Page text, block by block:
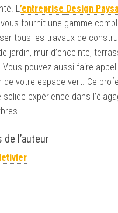
L’entreprise Design
vous fournit une gamme
tous les travaux de
jardin, mur d’enceinte,
Vous pouvez aussi faire
de votre espace vert. Ce
solide expérience dans
de l’auteur